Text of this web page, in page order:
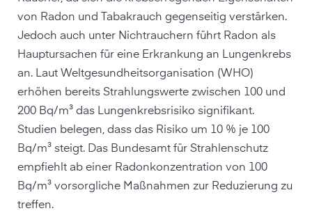
von Radon und Tabakrauch gegenseitig verstärken.
Jedoch auch unter Nichtrauchern führt Radon als
Hauptursachen für eine Erkrankung an Lungenkrebs
an. Laut Weltgesundheitsorganisation (WHO)
erhöhen bereits Strahlungswerte zwischen 100 und
200 Bq/m³ das Lungenkrebsrisiko signifikant.
Studien belegen, dass das Risiko um 10 % je 100
Bq/m³ steigt. Das Bundesamt für Strahlenschutz
empfiehlt ab einer Radonkonzentration von 100
Bq/m³ vorsorgliche Maßnahmen zur Reduzierung zu
treffen.